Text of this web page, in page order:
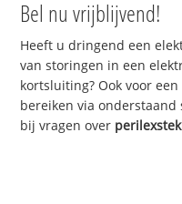
Bel nu vrijblijvend!
Heeft u dringend een
van storingen in een
kortsluiting? Ook voor
bereiken via
bij vragen over